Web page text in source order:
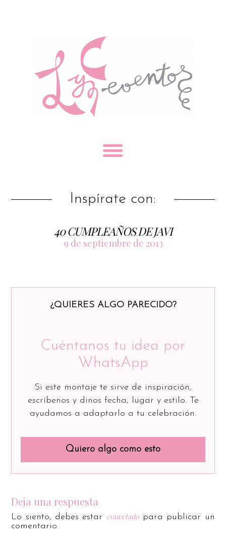
Inspírate con:
40 CUMPLEAÑOS DE JAVI
9 de septiembre de 2013
¿QUIERES ALGO PARECIDO?
Cuéntanos tu idea por
WhatsApp
Si este montaje te sirve de inspiración,
escríbenos y dinos fecha, lugar y estilo. Te
ayudamos a adaptarlo a tu celebración.
Quiero algo como esto
Deja una respuesta
Lo siento, debes estar conectadopara publicar un
comentario.